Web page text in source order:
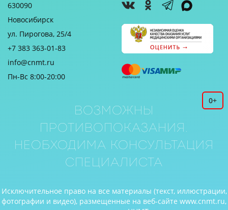
630090
Новосибирск
ул. Пирогова, 25/4
+7 383 363-01-83
info@cnmt.ru
Пн-Вс 8:00-20:00
0+
Возможны
противопоказания.
Необходима консультация
специалиста
Исключительное право на все материалы (текст, иллюстрации,
фотографии и видео), размещенные на веб-сайте www.cnmt.ru,